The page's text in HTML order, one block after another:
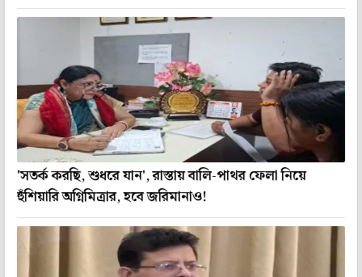
'সতর্ক করছি, শুধরে যান', রাস্তায় বালি-পাথর ফেলা নিয়ে
হুঁশিয়ারি অগ্নিমিত্রার, হবে জরিমানাও!